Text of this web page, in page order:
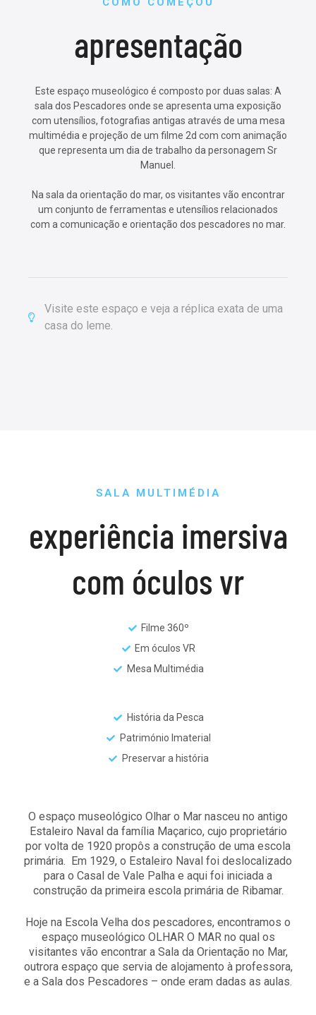
apresentação
Este espaço museológico é composto por duas salas: A
sala dos Pescadores onde se apresenta uma exposição
com utensílios, fotografias antigas através de uma mesa
multimédia e projeção de um filme 2d com com animação
que representa um dia de trabalho da personagem Sr
Manuel.
Na sala da orientação do mar, os visitantes vão encontrar
um conjunto de ferramentas e utensílios relacionados
com a comunicação e orientação dos pescadores no mar.
Visite este espaço e veja a réplica exata de uma
casa do leme.
SALA MULTIMÉDIA
experiência imersiva
com óculos vr
Filme 360º
Em óculos VR
Mesa Multimédia
História da Pesca
Património Imaterial
Preservar a história
O espaço museológico Olhar o Mar nasceu no antigo
Estaleiro Naval da família Maçarico, cujo proprietário
por volta de 1920 propôs a construção de uma escola
primária. Em 1929, o Estaleiro Naval foi deslocalizado
para o Casal de Vale Palha e aqui foi iniciada a
construção da primeira escola primária de Ribamar.
Hoje na Escola Velha dos pescadores, encontramos o
espaço museológico OLHAR O MAR no qual os
visitantes vão encontrar a Sala da Orientação no Mar,
outrora espaço que servia de alojamento à professora,
e a Sala dos Pescadores – onde eram dadas as aulas.